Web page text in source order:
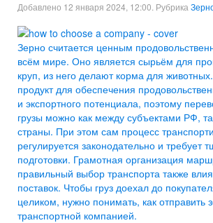
Добавлено 12 января 2024, 12:00. Рубрика
Зерно считается ценным
всём мире. Оно является сырьём для
круп, из него делают корма для
продукт для обеспечения
и экспортного потенциала, поэтому
грузы можно как между субъектами РФ,
страны. При этом сам процесс
регулируется законодательно и требует
подготовки. Грамотная организация
правильный выбор транспорта также
поставок. Чтобы груз доехал до
целиком, нужно понимать, как отправить
транспортной компанией.